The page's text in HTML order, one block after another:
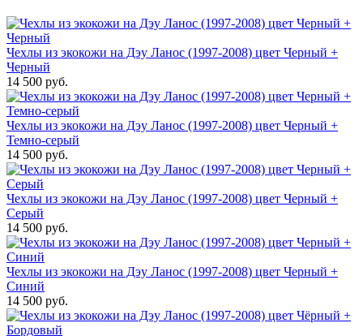
Чехлы из экокожи на Дэу Ланос (1997-2008) цвет Черный +
Черный
14 500 руб.
Чехлы из экокожи на Дэу Ланос (1997-2008) цвет Черный +
Темно-серый
14 500 руб.
Чехлы из экокожи на Дэу Ланос (1997-2008) цвет Черный +
Серый
14 500 руб.
Чехлы из экокожи на Дэу Ланос (1997-2008) цвет Черный +
Синий
14 500 руб.